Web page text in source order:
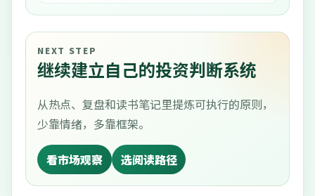
NEXT STEP
继续建立自己的投资判断系统
从热点、复盘和读书笔记里提炼可执行的原则，
少靠情绪，多靠框架。
看市场观察 选阅读路径